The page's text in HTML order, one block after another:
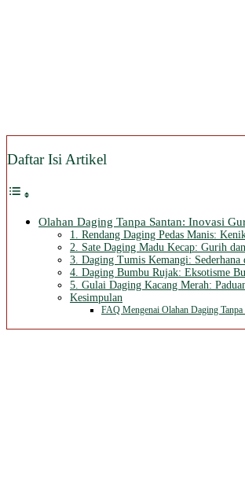
Daftar Isi Artikel
Olahan Daging Tanpa Santan: Inovasi
1. Rendang Daging Pedas Manis:
2. Sate Daging Madu Kecap: Gurih
3. Daging Tumis Kemangi: Sederhana
4. Daging Bumbu Rujak: Eksotisme
5. Gulai Daging Kacang Merah:
Kesimpulan
FAQ Mengenai Olahan Daging Tanpa